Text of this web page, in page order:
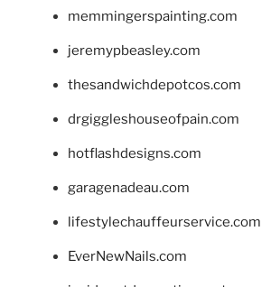
memmingerspainting.com
jeremypbeasley.com
thesandwichdepotcos.com
drgiggleshouseofpain.com
hotflashdesigns.com
garagenadeau.com
lifestylechauffeurservice.com
EverNewNails.com